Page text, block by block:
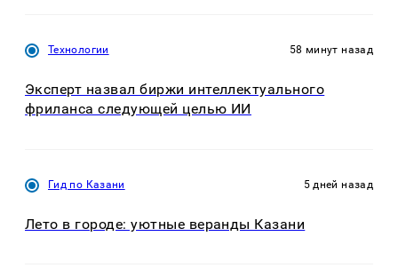
Технологии 58 минут назад
Эксперт назвал биржи интеллектуального
фриланса следующей целью ИИ
Гид по Казани 5 дней назад
Лето в городе: уютные веранды Казани